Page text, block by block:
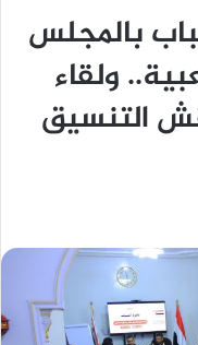
بالمجلس
ولقاء
التنسيق